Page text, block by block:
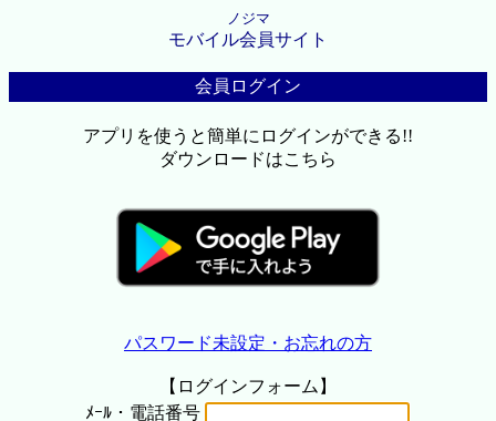
ノジマ
モバイル会員サイト
会員ログイン
アプリを使うと簡単にログインができる!!
ダウンロードはこちら
パスワード未設定・お忘れの方
【ログインフォーム】
ﾒｰﾙ・電話番号